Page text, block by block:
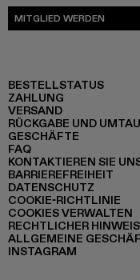
MITGLIED WERDEN
BESTELLSTATUS
ZAHLUNG
VERSAND
RÜCKGABE UND
GESCHÄFTE
FAQ
KONTAKTIEREN SIE
BARRIEREFREIHEIT
DATENSCHUTZ
COOKIE-RICHTLINIE
COOKIES VERWALTEN
RECHTLICHER HINWEIS
ALLGEMEINE
INSTAGRAM